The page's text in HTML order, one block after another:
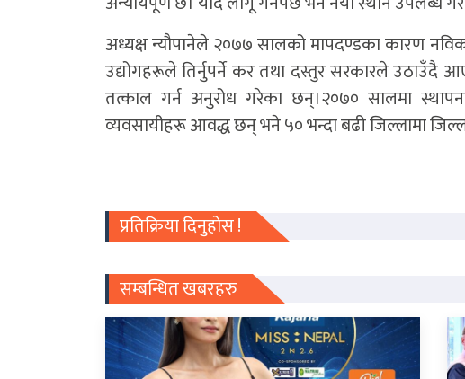
अध्यक्ष न्यौपानेले २०७७ सालको मापदण्डका कारण
उद्योगहरूले तिर्नुपर्ने कर तथा दस्तुर सरकारले उठाउँदै
तत्काल गर्न अनुरोध गरेका छन्।२०७० सालमा
व्यवसायीहरू आवद्ध छन् भने ५० भन्दा बढी जिल्लामा
प्रतिक्रिया दिनुहोस !
सम्बन्धित खबरहरु